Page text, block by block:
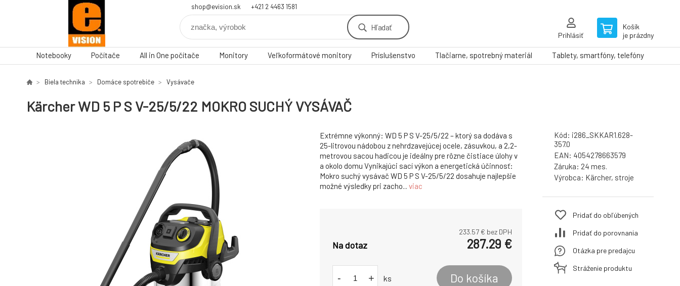
shop@evision.sk +421 2 4463 1581
Hľadať
Prihlásiť
Košík
je prázdny
Notebooky Počítače All in One počítače Monitory Veľkoformátové monitory Príslušenstvo Tlačiarne, spotrebný materiál Tablety, smartfóny, telefóny
Biela technika Domáce spotrebiče Vysávače
Kärcher WD 5 P S V-25/5/22 MOKRO SUCHÝ VYSÁVAČ
Extrémne výkonný: WD 5 P S V-25/5/22 – ktorý sa dodáva s
25-litrovou nádobou z nehrdzavejúcej ocele, zásuvkou, a 2,2-
metrovou sacou hadicou je ideálny pre rôzne čistiace úlohy v
a okolo domu Vynikajúci sací výkon a energetická účinnosť:
Mokro suchý vysávač WD 5 P S V-25/5/22 dosahuje najlepšie
možné výsledky pri zacho... viac
233.57 € bez DPH
Na dotaz 287.29 €
- + ks Do košíka
Kód: i286_SKKAR1.628-
357.0
EAN: 4054278663579
Záruka: 24 mes.
Výrobca: Kärcher, stroje
Pridať do obľúbených
Pridať do porovnania
Otázka pre predajcu
Stráženie produktu